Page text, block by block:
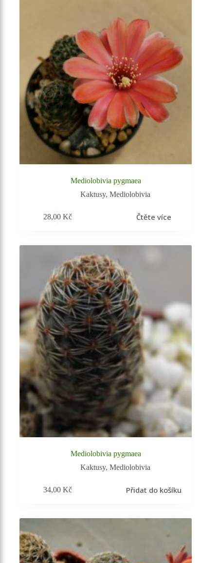
Mediolobivia pygmaea
Kaktusy,Mediolobivia
28,00Kč Čtěte více
Mediolobivia pygmaea
Kaktusy,Mediolobivia
34,00Kč Přidat do košíku